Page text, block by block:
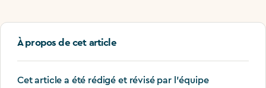
À propos de cet article
Cet article a été rédigé et révisé par l'équipe